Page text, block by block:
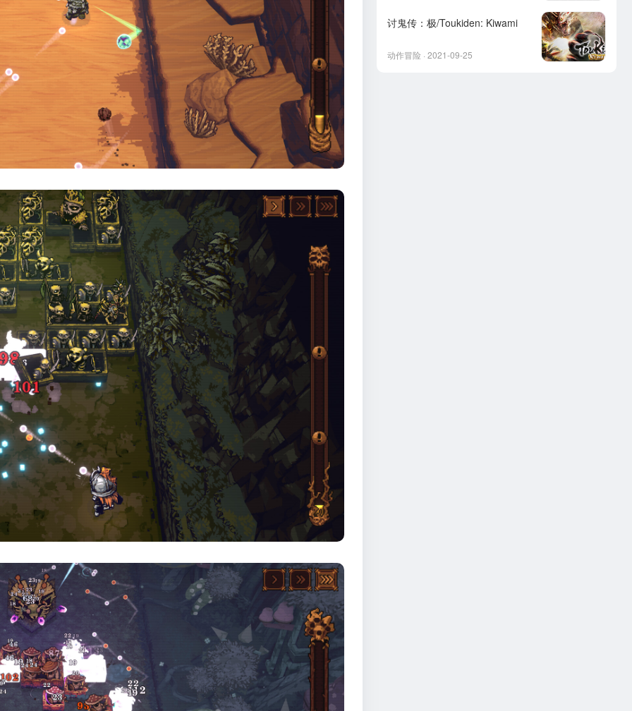
讨鬼传：极/Toukiden: Kiwami
动作冒险 · 2021-09-25